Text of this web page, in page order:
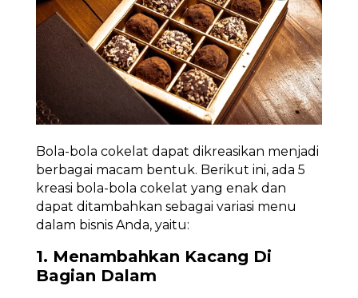
Bola-bola cokelat dapat dikreasikan menjadi
berbagai macam bentuk. Berikut ini, ada 5
kreasi bola-bola cokelat yang enak dan
dapat ditambahkan sebagai variasi menu
dalam bisnis Anda, yaitu:
1. Menambahkan Kacang Di
Bagian Dalam